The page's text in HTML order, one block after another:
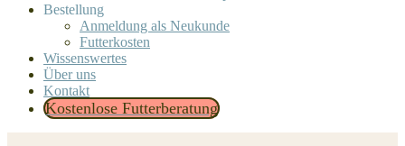
Bestellung
Anmeldung als Neukunde
Futterkosten
Wissenswertes
Über uns
Kontakt
Kostenlose Futterberatung